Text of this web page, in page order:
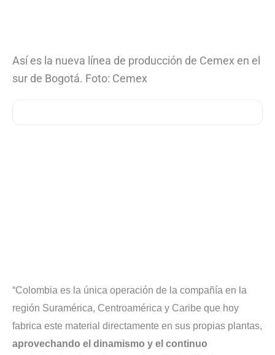
Así es la nueva línea de producción de Cemex en el
sur de Bogotá. Foto: Cemex
“Colombia es la única operación de la compañía en la
región Suramérica, Centroamérica y Caribe que hoy
fabrica este material directamente en sus propias plantas,
aprovechando el dinamismo y el continuo